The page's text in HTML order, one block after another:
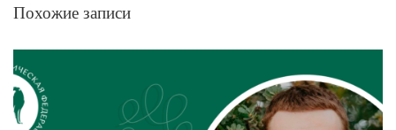
Похожие записи